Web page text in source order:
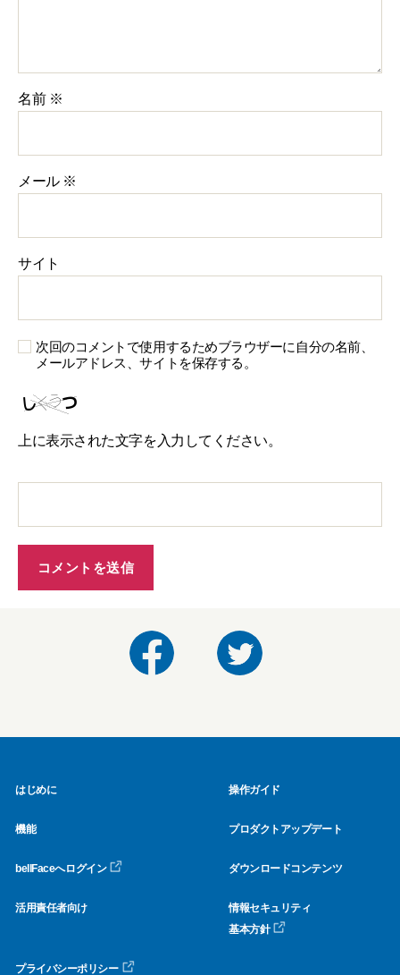
名前 ※
メール ※
サイト
次回のコメントで使用するためブラウザーに自分の名前、
メールアドレス、サイトを保存する。
上に表示された文字を入力してください。
はじめに 操作ガイド
機能 プロダクトアップデート
bellFaceへログイン ダウンロードコンテンツ
活用責任者向け
情報セキュリティ
基本方針
プライバシーポリシー